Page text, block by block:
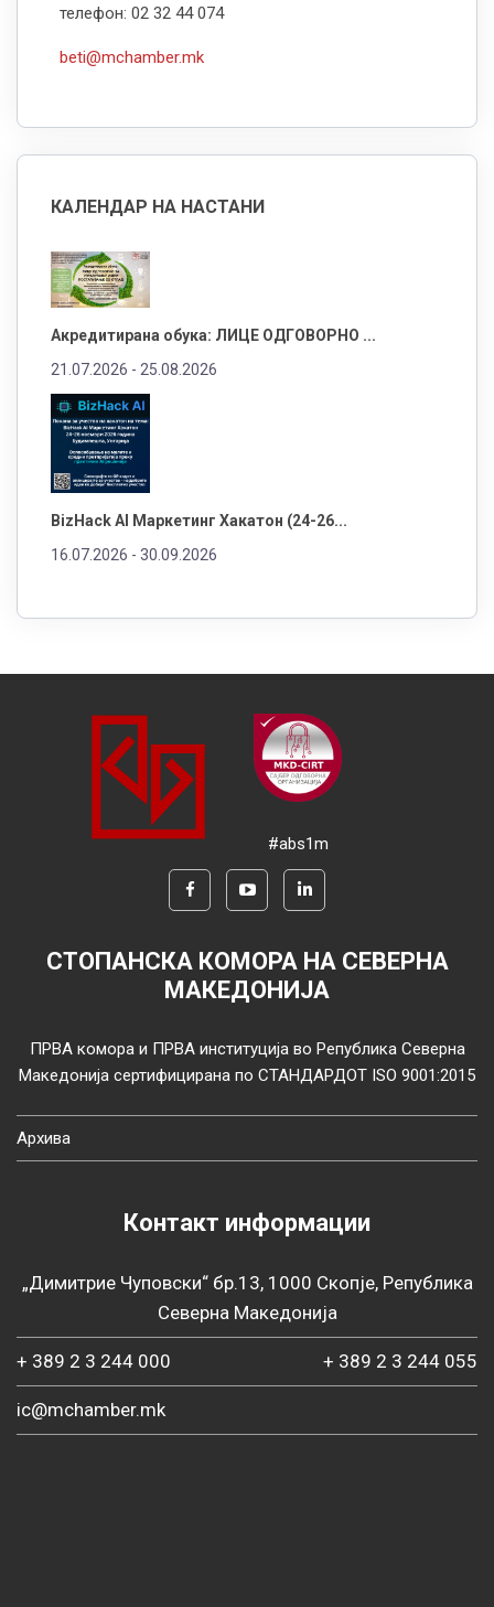
телефон: 02 32 44 074
beti@mchamber.mk
КАЛЕНДАР НА НАСТАНИ
Акредитирана обука: ЛИЦЕ ОДГОВОРНО ...
21.07.2026 - 25.08.2026
BizHack AI Маркетинг Хакатон (24-26...
16.07.2026 - 30.09.2026
#abs1m
СТОПАНСКА КОМОРА НА СЕВЕРНА
МАКЕДОНИЈА
ПРВА комора и ПРВА институција во Република Северна
Македонија сертифицирана по СТАНДАРДОТ ISO 9001:2015
Архива
Контакт информации
„Димитрие Чуповски“ бр.13, 1000 Скопје, Република
Северна Македонија
+ 389 2 3 244 000 + 389 2 3 244 055
ic@mchamber.mk